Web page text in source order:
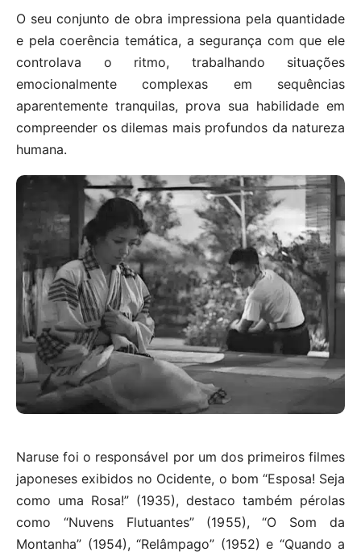
O seu conjunto de obra impressiona pela quantidade
e pela coerência temática, a segurança com que ele
controlava o ritmo, trabalhando situações
emocionalmente complexas em sequências
aparentemente tranquilas, prova sua habilidade em
compreender os dilemas mais profundos da natureza
humana.
Naruse foi o responsável por um dos primeiros filmes
japoneses exibidos no Ocidente, o bom “Esposa! Seja
como uma Rosa!” (1935), destaco também pérolas
como “Nuvens Flutuantes” (1955), “O Som da
Montanha” (1954), “Relâmpago” (1952) e “Quando a